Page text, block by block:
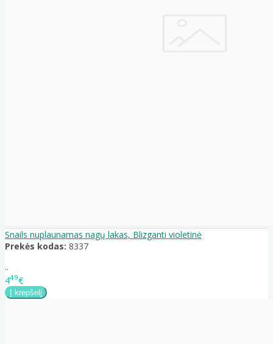
Snails nuplaunamas nagų lakas, Blizganti violetinė
Prekės kodas: 8337
..
449€